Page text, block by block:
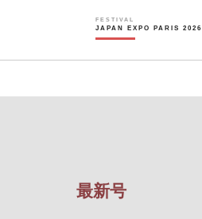
FESTIVAL
JAPAN EXPO PARIS 2026
最新号